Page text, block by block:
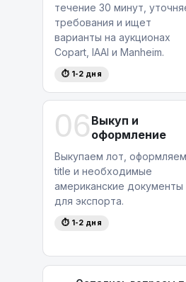
течение 30 минут,
требования и ищет
варианты на аукционах
Copart, IAAI и Manheim.
⏱ 1-2 дня
06 Выкуп и
оформление
Выкупаем лот, оформляем
title и необходимые
американские документы
для экспорта.
⏱ 1-2 дня